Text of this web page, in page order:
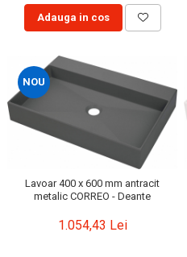
Adauga in cos
NOU
Lavoar 400 x 600 mm antracit
metalic CORREO - Deante
1.054,43 Lei